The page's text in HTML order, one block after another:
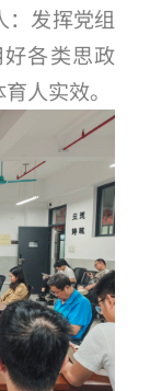
：发挥党组
各类思政
人实效。